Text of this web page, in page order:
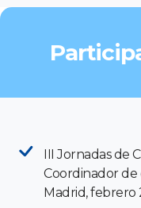
III Jornadas de
Coordinador de
Madrid, febrero